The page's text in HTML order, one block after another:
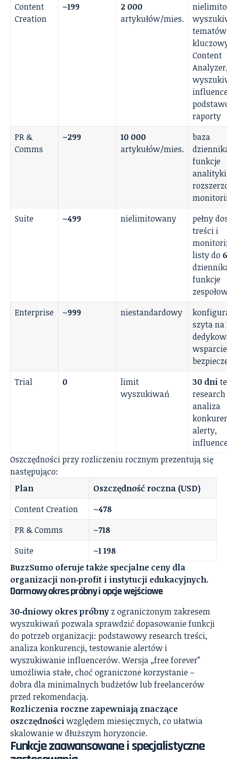
Content
Creation
~199
2 000
artykułów/mies.
Content
raporty
PR &
Comms
~299
10 000
artykułów/mies.
baza
funkcje
analityki
Suite
~499 nielimitowany
pełny
treści i
listy do
funkcje
Enterprise
~999 niestandardowy
szyta na
Trial
0
limit
wyszukiwań
30 dni
analiza
alerty,
Oszczędności przy rozliczeniu rocznym prezentują się
następująco:
Plan
Oszczędność roczna (USD)
Content Creation
~478
PR & Comms
~718
Suite
~1 198
BuzzSumo oferuje także specjalne ceny dla
organizacji non‑profit i instytucji edukacyjnych.
Darmowy okres próbny i opcje wejściowe
30‑dniowy okres próbny z ograniczonym zakresem
wyszukiwań pozwala sprawdzić dopasowanie funkcji
do potrzeb organizacji: podstawowy research treści,
analiza konkurencji, testowanie alertów i
wyszukiwanie influencerów. Wersja „free forever”
umożliwia stałe, choć ograniczone korzystanie –
dobra dla minimalnych budżetów lub freelancerów
przed rekomendacją.
Rozliczenia roczne zapewniają znaczące
oszczędnościwzględem miesięcznych, co ułatwia
skalowanie w dłuższym horyzoncie.
Funkcje zaawansowane i specjalistyczne